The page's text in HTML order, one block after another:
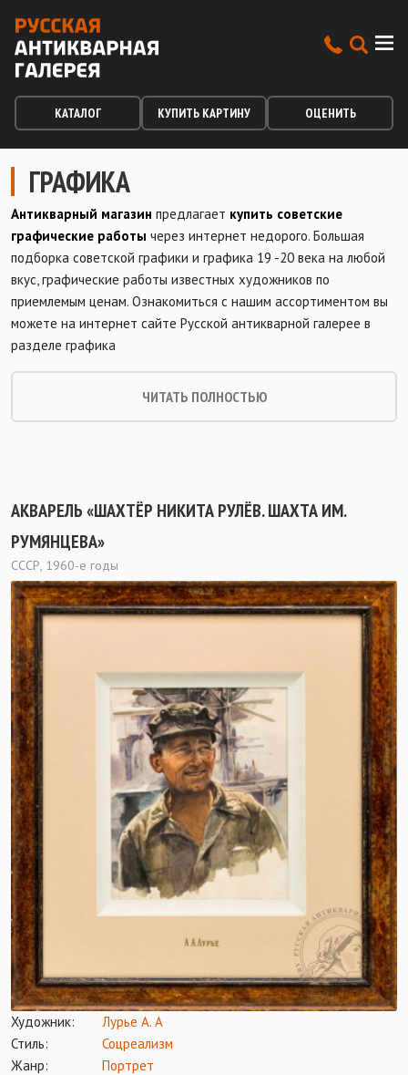
КАТАЛОГ КУПИТЬ КАРТИНУ ОЦЕНИТЬ
ГРАФИКА
Антикварный магазин предлагает купить советские
графические работы через интернет недорого. Большая
подборка советской графики и графика 19 -20 века на любой
вкус, графические работы известных художников по
приемлемым ценам. Ознакомиться с нашим ассортиментом вы
можете на интернет сайте Русской антикварной галерее в
разделе графика
ЧИТАТЬ ПОЛНОСТЬЮ
АКВАРЕЛЬ «ШАХТЁР НИКИТА РУЛЁВ. ШАХТА ИМ.
РУМЯНЦЕВА»
СССР, 1960-е годы
Художник:
Лурье А. А
Стиль:
Соцреализм
Жанр:
Портрет